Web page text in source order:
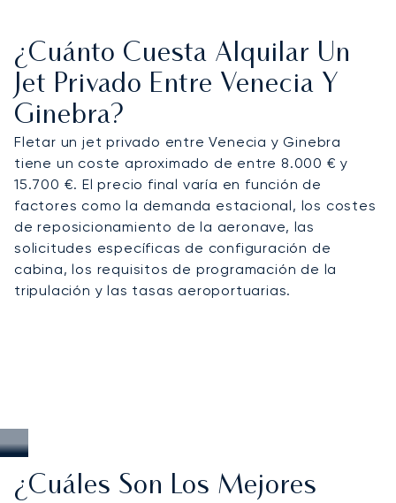
¿Cuánto Cuesta Alquilar Un
Jet Privado Entre Venecia Y
Ginebra?
Fletar un jet privado entre Venecia y Ginebra
tiene un coste aproximado de entre 8.000 € y
15.700 €. El precio final varía en función de
factores como la demanda estacional, los costes
de reposicionamiento de la aeronave, las
solicitudes específicas de configuración de
cabina, los requisitos de programación de la
tripulación y las tasas aeroportuarias.
¿Cuáles Son Los Mejores